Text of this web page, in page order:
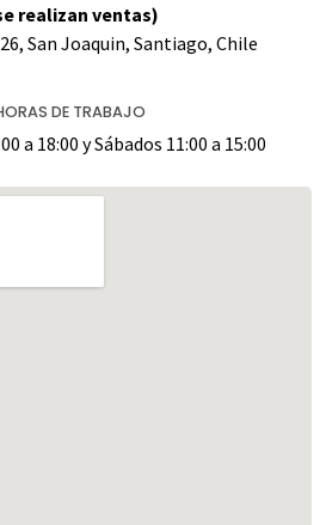
realizan ventas)
San Joaquin, Santiago, Chile
DE TRABAJO
a 18:00 y Sábados 11:00 a 15:00